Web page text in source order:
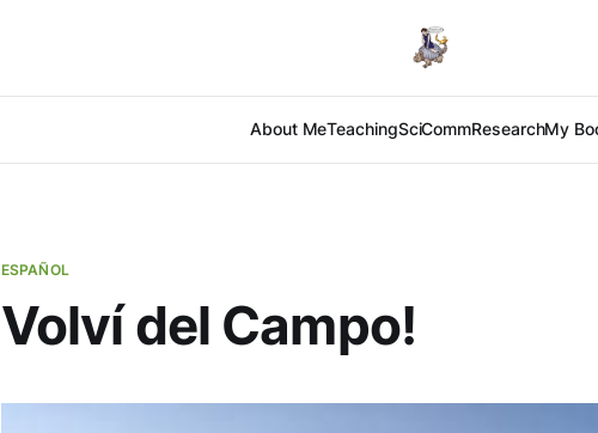
About MeTeachingSciCommResearchMy
ESPAÑOL
Volví del Campo!